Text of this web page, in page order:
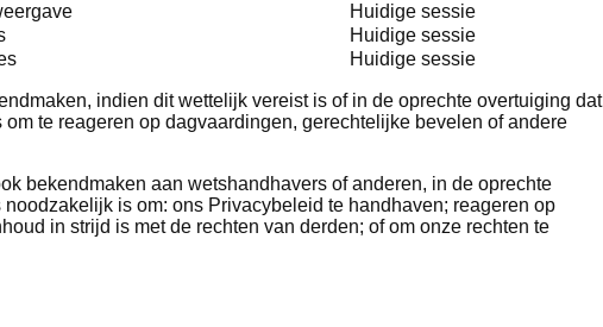
Huidige sessie
Huidige sessie
Huidige sessie
indien dit wettelijk vereist is of in de oprechte overtuiging dat
te reageren op dagvaardingen, gerechtelijke bevelen of andere
bekendmaken aan wetshandhavers of anderen, in de oprechte
is om: ons Privacybeleid te handhaven; reageren op
in strijd is met de rechten van derden; of om onze rechten te